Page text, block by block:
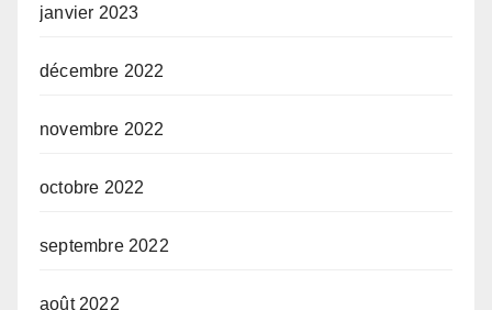
janvier 2023
décembre 2022
novembre 2022
octobre 2022
septembre 2022
août 2022